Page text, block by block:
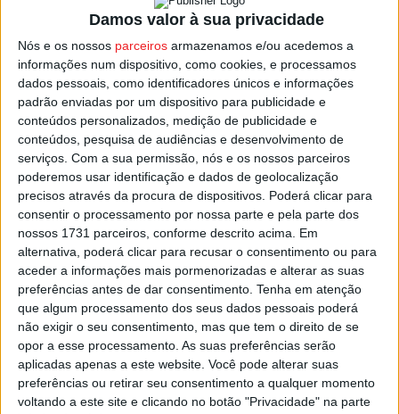
Damos valor à sua privacidade
Nós e os nossos parceiros armazenamos e/ou acedemos a
informações num dispositivo, como cookies, e processamos
dados pessoais, como identificadores únicos e informações
padrão enviadas por um dispositivo para publicidade e
conteúdos personalizados, medição de publicidade e
conteúdos, pesquisa de audiências e desenvolvimento de
serviços. Com a sua permissão, nós e os nossos parceiros
poderemos usar identificação e dados de geolocalização
precisos através da procura de dispositivos. Poderá clicar para
consentir o processamento por nossa parte e pela parte dos
nossos 1731 parceiros, conforme descrito acima. Em
alternativa, poderá clicar para recusar o consentimento ou para
aceder a informações mais pormenorizadas e alterar as suas
preferências antes de dar consentimento. Tenha em atenção
que algum processamento dos seus dados pessoais poderá
não exigir o seu consentimento, mas que tem o direito de se
opor a esse processamento. As suas preferências serão
aplicadas apenas a este website. Você pode alterar suas
preferências ou retirar seu consentimento a qualquer momento
voltando a este site e clicando no botão "Privacidade" na parte
das Minas da Urgeiriça (24 julho), pela Associação
Recreativa, Cultural, Social e Desportiva de Aguieira (25
julho), pela Associação do Folhadal (26 julho), na
Asssociação Recreativa e Cultural Os Carvalhenses, de
Carvalhal Redondo (27 julho) e pela Associação
Recreativa e Cultural de Caldas da Felgueira (28 julho),
sempre da parte da tarde e com entrada gratuita.
Esta e outras notícias para ouvir na Estação Diária – 96.8
FM ou em www.968.fm.
Pub
TAGS Amarelo Silvestre Leituras com Coro Nelas